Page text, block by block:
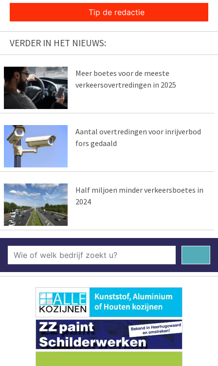
Tip de redactie
VERDER IN HET NIEUWS:
Meer boetes voor de meeste
verkeersovertredingen in 2025
Aantal overtredingen voor inrijverbod
fors gedaald
Half miljoen minder verkeersboetes in
2024